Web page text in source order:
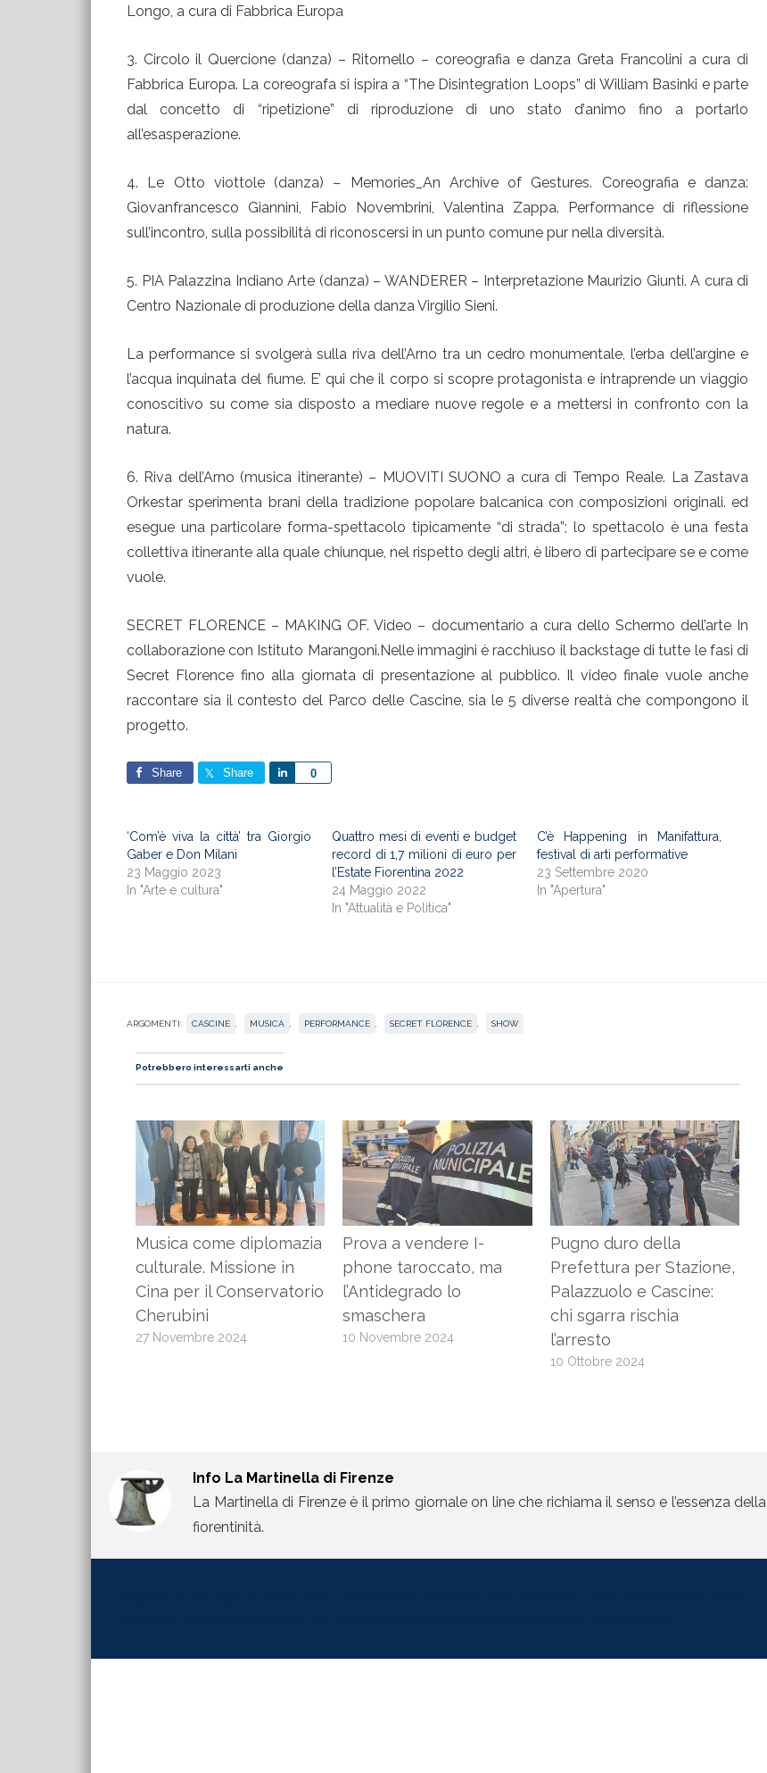
Longo, a cura di Fabbrica Europa
3. Circolo il Quercione (danza) – Ritornello – coreografia e danza Greta Francolini a cura di
Fabbrica Europa. La coreografa si ispira a “The Disintegration Loops” di William Basinki e parte
dal concetto di “ripetizione” di riproduzione di uno stato d’animo fino a portarlo
all’esasperazione.
4. Le Otto viottole (danza) – Memories_An Archive of Gestures. Coreografia e danza:
Giovanfrancesco Giannini, Fabio Novembrini, Valentina Zappa. Performance di riflessione
sull’incontro, sulla possibilità di riconoscersi in un punto comune pur nella diversità.
5. PIA Palazzina Indiano Arte (danza) – WANDERER – Interpretazione Maurizio Giunti. A cura di
Centro Nazionale di produzione della danza Virgilio Sieni.
La performance si svolgerà sulla riva dell’Arno tra un cedro monumentale, l’erba dell’argine e
l’acqua inquinata del fiume. E’ qui che il corpo si scopre protagonista e intraprende un viaggio
conoscitivo su come sia disposto a mediare nuove regole e a mettersi in confronto con la
natura.
6. Riva dell’Arno (musica itinerante) – MUOVITI SUONO a cura di Tempo Reale. La Zastava
Orkestar sperimenta brani della tradizione popolare balcanica con composizioni originali. ed
esegue una particolare forma-spettacolo tipicamente “di strada”; lo spettacolo è una festa
collettiva itinerante alla quale chiunque, nel rispetto degli altri, è libero di partecipare se e come
vuole.
SECRET FLORENCE – MAKING OF. Video – documentario a cura dello Schermo dell’arte In
collaborazione con Istituto Marangoni.Nelle immagini è racchiuso il backstage di tutte le fasi di
Secret Florence fino alla giornata di presentazione al pubblico. Il video finale vuole anche
raccontare sia il contesto del Parco delle Cascine, sia le 5 diverse realtà che compongono il
progetto.
Share Share 0
Share
‘Com’è viva la città’ tra Giorgio
Gaber e Don Milani
23 Maggio 2023
In "Arte e cultura"
Quattro mesi di eventi e budget
record di 1,7 milioni di euro per
l’Estate Fiorentina 2022
24 Maggio 2022
In "Attualità e Politica"
C’è Happening in Manifattura,
festival di arti performative
23 Settembre 2020
In "Apertura"
ARGOMENTI: CASCINE MUSICA PERFORMANCE SECRET FLORENCE SHOW
Potrebbero interessarti anche
Musica come diplomazia
culturale. Missione in
Cina per il Conservatorio
Cherubini
27 Novembre 2024
Prova a vendere I-
phone taroccato, ma
l’Antidegrado lo
smaschera
10 Novembre 2024
Pugno duro della
Prefettura per Stazione,
Palazzuolo e Cascine:
chi sgarra rischia
l’arresto
10 Ottobre 2024
Info La Martinella di Firenze
La Martinella di Firenze è il primo giornale on line che richiama il senso e l’essenza della
fiorentinità.